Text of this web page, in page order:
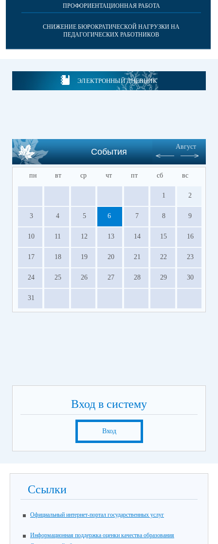
ПРОФОРИЕНТАЦИОННАЯ РАБОТА
СНИЖЕНИЕ БЮРОКРАТИЧЕСКОЙ НАГРУЗКИ НА
ПЕДАГОГИЧЕСКИХ РАБОТНИКОВ
ЭЛЕКТРОННЫЙ ДНЕВНИК
События
Август
пн вт ср чт пт сб вс
1 2
3 4 5 6 7 8 9
10 11 12 13 14 15 16
17 18 19 20 21 22 23
24 25 26 27 28 29 30
31
Вход в систему
Вход
Ссылки
Официальный интернет-портал государственных услуг
Информационная поддержка оценки качества образования